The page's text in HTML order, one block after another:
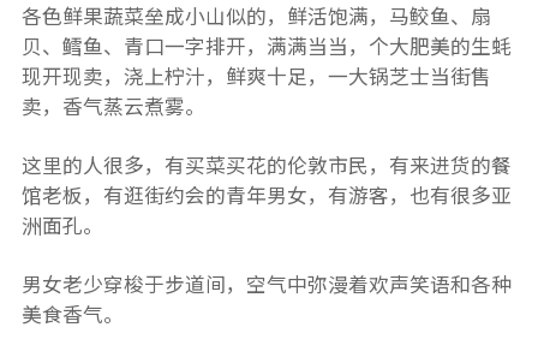
各色鲜果蔬菜垒成小山似的，鲜活饱满，马鲛鱼、扇
贝、鳕鱼、青口一字排开，满满当当，个大肥美的生蚝
现开现卖，浇上柠汁，鲜爽十足，一大锅芝士当街售
卖，香气蒸云煮雾。
这里的人很多，有买菜买花的伦敦市民，有来进货的餐
馆老板，有逛街约会的青年男女，有游客，也有很多亚
洲面孔。
男女老少穿梭于步道间，空气中弥漫着欢声笑语和各种
美食香气。